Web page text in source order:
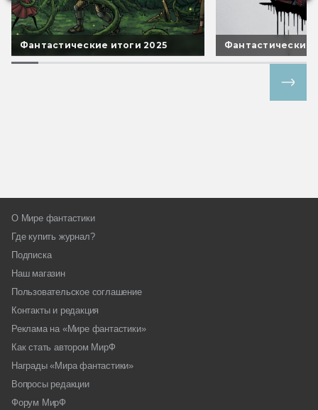
Фантастические итоги 2025 Фантастические
О Мире фантастики
Где купить журнал?
Подписка
Наш магазин
Пользовательское соглашение
Контакты и редакция
Реклама на «Мире фантастики»
Как стать автором МирФ
Награды «Мира фантастики»
Вопросы редакции
Форум МирФ